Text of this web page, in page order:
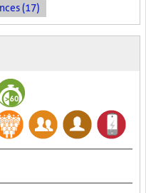
(17)